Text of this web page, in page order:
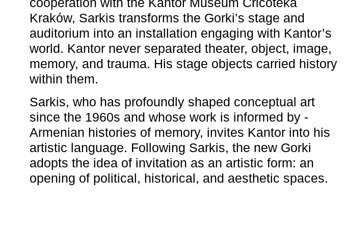
Kraków, Sarkis transforms the Gorki’s stage and
auditorium into an installation engaging with Kantor’s
world. Kantor never separated theater, object, image,
memory, and trauma. His stage objects carried history
within them.
Sarkis, who has profoundly shaped conceptual art
since the 1960s and whose work is informed by ­
Armenian histories of memory, invites Kantor into his
artistic language. Following Sarkis, the new Gorki
adopts the idea of invitation as an artistic form: an
opening of political, historical, and aesthetic spaces.